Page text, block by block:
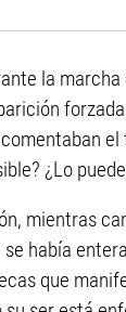
la
¿Lo
mientras
había
que